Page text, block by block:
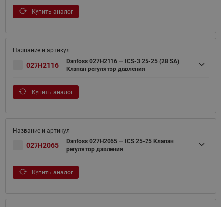
Купить аналог
027H2116
Danfoss 027H2116 — ICS-3 25-25 (28 SA)
Клапан регулятор давления
Купить аналог
027H2065
Danfoss 027H2065 — ICS 25-25 Клапан
регулятор давления
Купить аналог